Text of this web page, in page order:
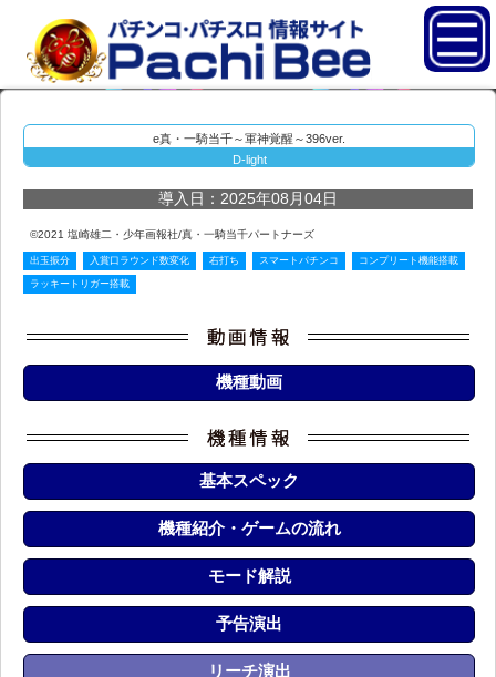
e真・一騎当千～軍神覚醒～396ver.
D-light
導入日：2025年08月04日
©2021 塩崎雄二・少年画報社/真・一騎当千パートナーズ
出玉振分 入賞口ラウンド数変化 右打ち スマートパチンコ コンプリート機能搭載
ラッキートリガー搭載
機種動画
基本スペック
機種紹介・ゲームの流れ
モード解説
予告演出
リーチ演出